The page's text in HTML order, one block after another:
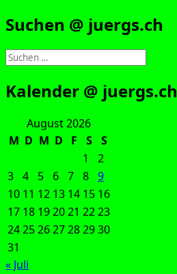
Suchen @ juergs.ch
Suchen
nach:
Kalender @ juergs.ch
August 2026
M D M D F S
S
1
2
3 4 5 6 7 8 9
10 11 12 13 14 15 16
17 18 192021 2223
24252627282930
31
« Juli